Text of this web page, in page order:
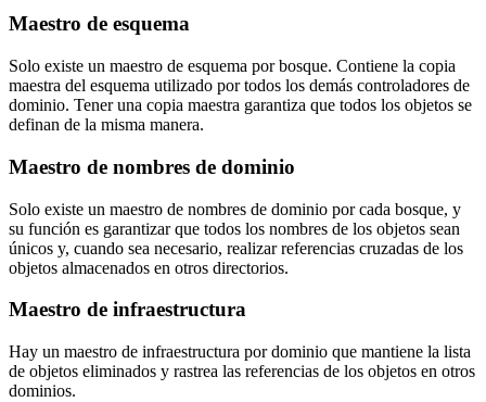
Maestro de esquema
Solo existe un maestro de esquema por bosque. Contiene la copia
maestra del esquema utilizado por todos los demás controladores de
dominio. Tener una copia maestra garantiza que todos los objetos se
definan de la misma manera.
Maestro de nombres de dominio
Solo existe un maestro de nombres de dominio por cada bosque, y
su función es garantizar que todos los nombres de los objetos sean
únicos y, cuando sea necesario, realizar referencias cruzadas de los
objetos almacenados en otros directorios.
Maestro de infraestructura
Hay un maestro de infraestructura por dominio que mantiene la lista
de objetos eliminados y rastrea las referencias de los objetos en otros
dominios.